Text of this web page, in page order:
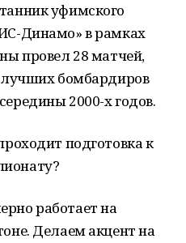
уфимского
Динамо» в рамках
провел 28 матчей,
лучших бомбардиров
2000-х годов.
подготовка к
работает на
Делаем акцент на